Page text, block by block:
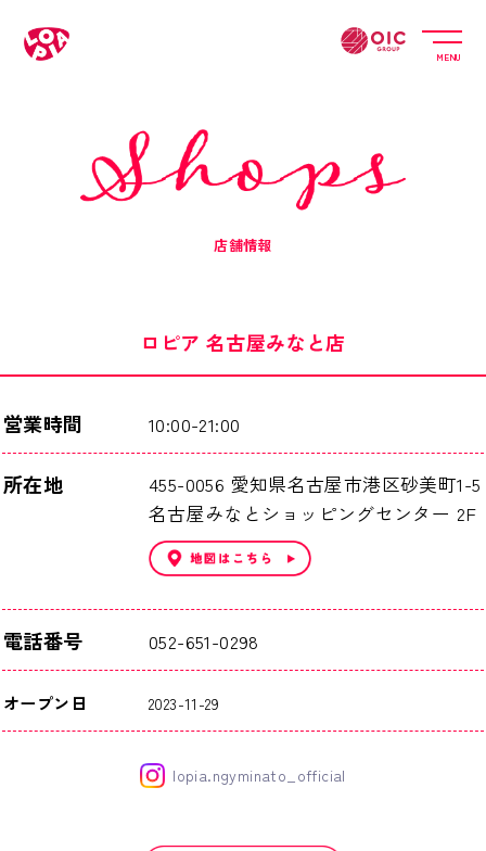
MENU
店舗情報
ロピア 名古屋みなと店
営業時間 10:00-21:00
所在地
455-0056 愛知県名古屋市港区砂美町1-5
名古屋みなとショッピングセンター 2F
電話番号 052-651-0298
オープン日 2023-11-29
lopia.ngyminato_official